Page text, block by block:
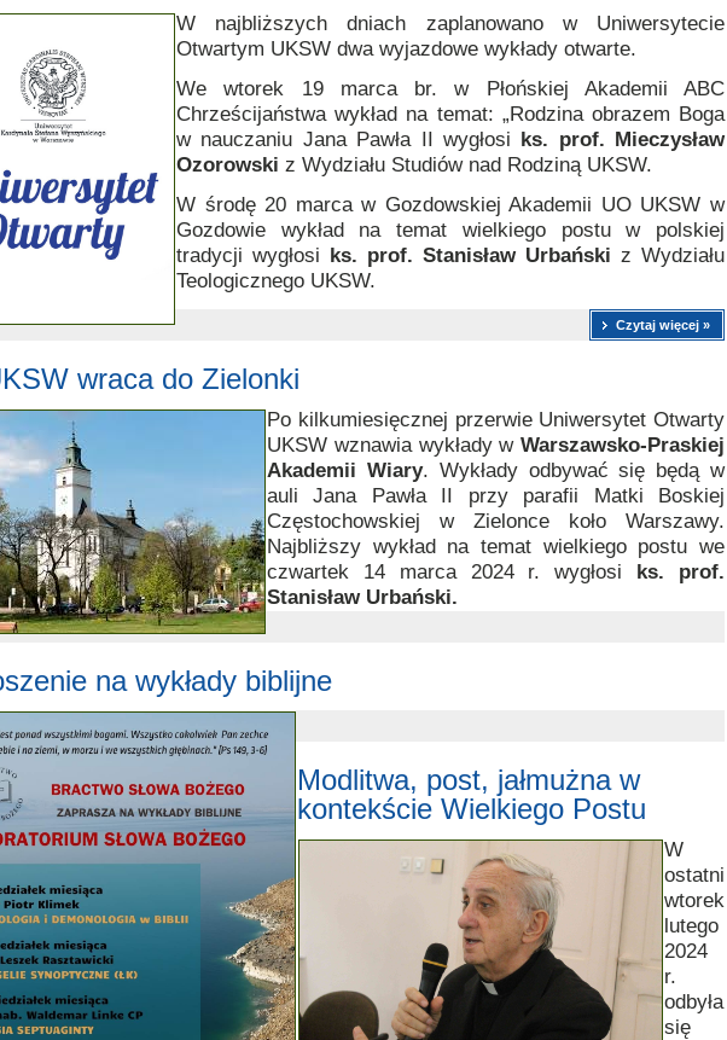
W najbliższych dniach zaplanowano w Uniwersytecie
Otwartym UKSW dwa wyjazdowe wykłady otwarte.
We wtorek 19 marca br. w Płońskiej Akademii ABC
Chrześcijaństwa wykład na temat: „Rodzina obrazem Boga
w nauczaniu Jana Pawła II wygłosi ks. prof. Mieczysław
Ozorowski z Wydziału Studiów nad Rodziną UKSW.
W środę 20 marca w Gozdowskiej Akademii UO UKSW w
Gozdowie wykład na temat wielkiego postu w polskiej
tradycji wygłosi ks. prof. Stanisław Urbański z Wydziału
Teologicznego UKSW.
Czytaj więcej »
wraca do Zielonki
Po kilkumiesięcznej przerwie Uniwersytet Otwarty
UKSW wznawia wykłady w Warszawsko-Praskiej
Akademii Wiary. Wykłady odbywać się będą w
auli Jana Pawła II przy parafii Matki Boskiej
Częstochowskiej w Zielonce koło Warszawy.
Najbliższy wykład na temat wielkiego postu we
czwartek 14 marca 2024 r. wygłosi ks. prof.
Stanisław Urbański.
na wykłady biblijne
Modlitwa, post, jałmużna w
kontekście Wielkiego Postu
W
ostatni
wtorek
lutego
2024
r.
odbyła
się